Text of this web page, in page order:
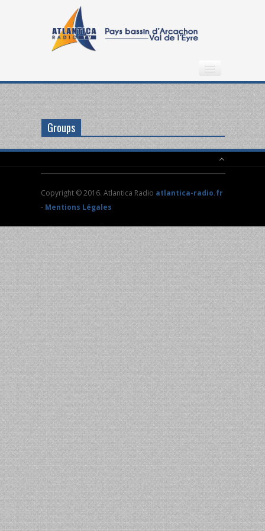
ÉMISSIONS
VIDEOS
PARTENAIRES
CONTACTEZ-NOUS
Groups
Copyright © 2016. Atlantica Radio atlantica-radio.fr
- Mentions Légales